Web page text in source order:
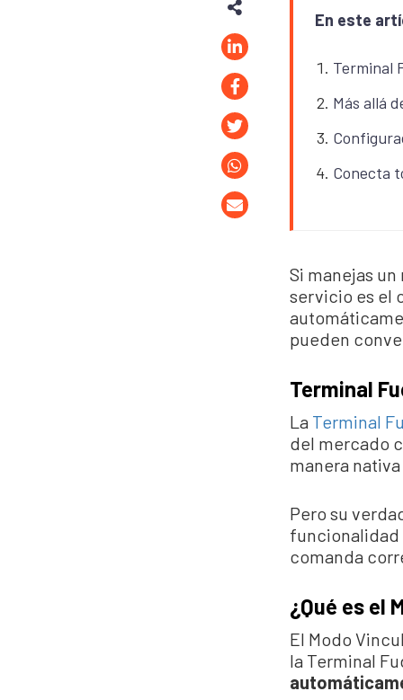
En este
Terminal
Más allá
Conecta
Si manejas
servicio es el
pueden
Terminal
La Terminal
del mercado
manera
Pero su
funcionalidad
comanda
¿Qué es el
El Modo
la Terminal